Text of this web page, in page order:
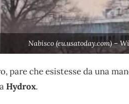
Nabisco (eu.usatoday.com) –
pare che esistesse da una
Hydrox.